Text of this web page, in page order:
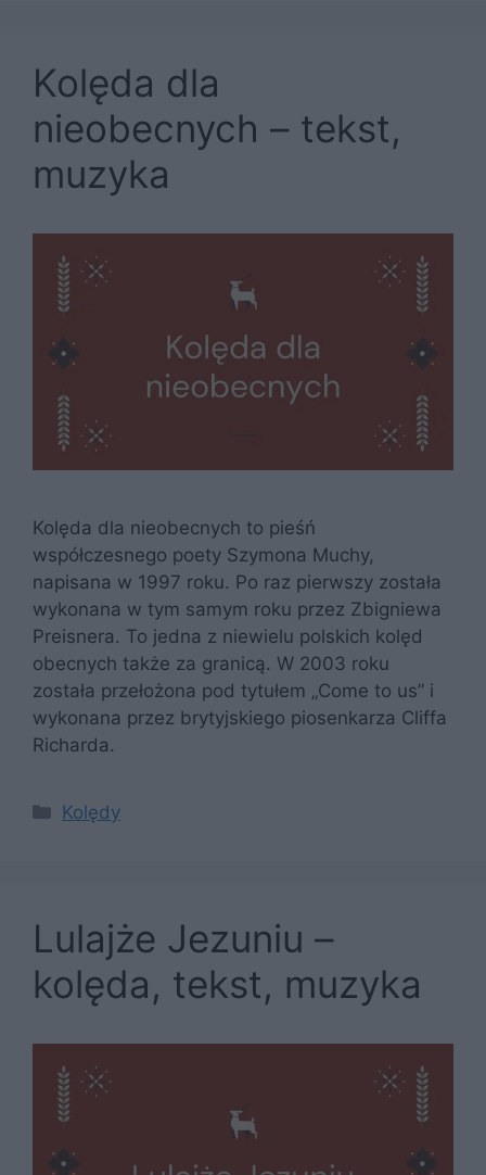
Kolęda dla
nieobecnych – tekst,
muzyka
Kolęda dla nieobecnych to pieśń
współczesnego poety Szymona Muchy,
napisana w 1997 roku. Po raz pierwszy została
wykonana w tym samym roku przez Zbigniewa
Preisnera. To jedna z niewielu polskich kolęd
obecnych także za granicą. W 2003 roku
została przełożona pod tytułem „Come to us” i
wykonana przez brytyjskiego piosenkarza Cliffa
Richarda.
Kategorie
Kolędy
Lulajże Jezuniu –
kolęda, tekst, muzyka